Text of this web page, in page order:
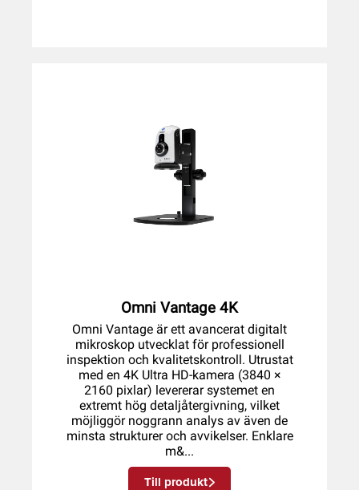
Omni Vantage 4K
Omni Vantage är ett avancerat digitalt
mikroskop utvecklat för professionell
inspektion och kvalitetskontroll. Utrustat
med en 4K Ultra HD-kamera (3840 ×
2160 pixlar) levererar systemet en
extremt hög detaljåtergivning, vilket
möjliggör noggrann analys av även de
minsta strukturer och avvikelser. Enklare
m&...
Till produkt